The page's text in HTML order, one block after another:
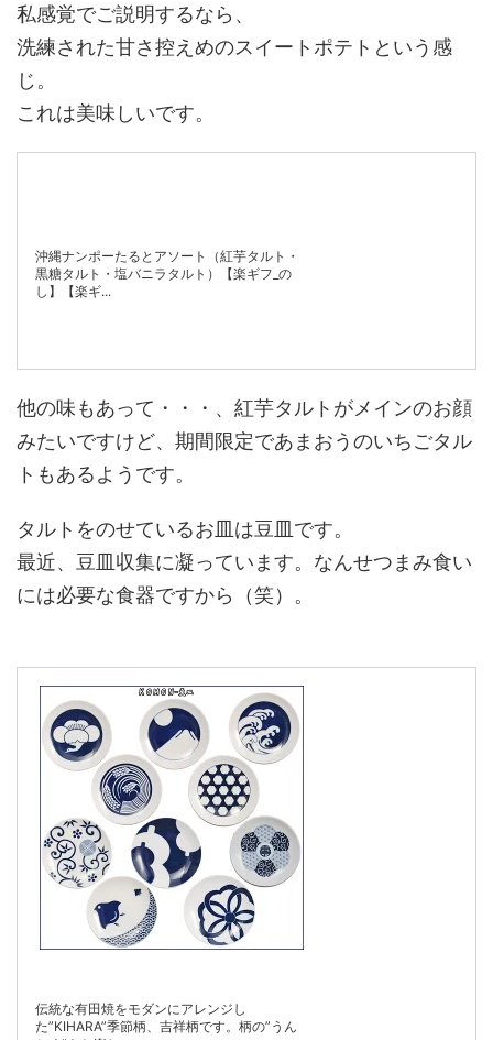
私感覚でご説明するなら、
洗練された甘さ控えめのスイートポテトという感
じ。
これは美味しいです。
沖縄ナンポーたるとアソート（紅芋タルト・
黒糖タルト・塩バニラタルト）【楽ギフ_の
し】【楽ギ...
他の味もあって・・・、紅芋タルトがメインのお顔
みたいですけど、期間限定であまおうのいちごタル
トもあるようです。
タルトをのせているお皿は豆皿です。
最近、豆皿収集に凝っています。なんせつまみ食い
には必要な食器ですから（笑）。
伝統な有田焼をモダンにアレンジし
た”KIHARA”季節柄、吉祥柄です。柄の”うん